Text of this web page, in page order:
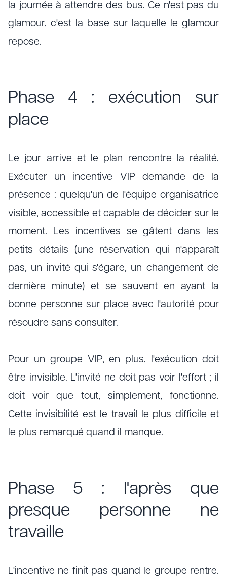
la journée à attendre des bus. Ce n'est pas du
glamour, c'est la base sur laquelle le glamour
repose.
Phase 4 : exécution sur
place
Le jour arrive et le plan rencontre la réalité.
Exécuter un incentive VIP demande de la
présence : quelqu'un de l'équipe organisatrice
visible, accessible et capable de décider sur le
moment. Les incentives se gâtent dans les
petits détails (une réservation qui n'apparaît
pas, un invité qui s'égare, un changement de
dernière minute) et se sauvent en ayant la
bonne personne sur place avec l'autorité pour
résoudre sans consulter.
Pour un groupe VIP, en plus, l'exécution doit
être invisible. L'invité ne doit pas voir l'effort ; il
doit voir que tout, simplement, fonctionne.
Cette invisibilité est le travail le plus difficile et
le plus remarqué quand il manque.
Phase 5 : l'après que
presque personne ne
travaille
L'incentive ne finit pas quand le groupe rentre.